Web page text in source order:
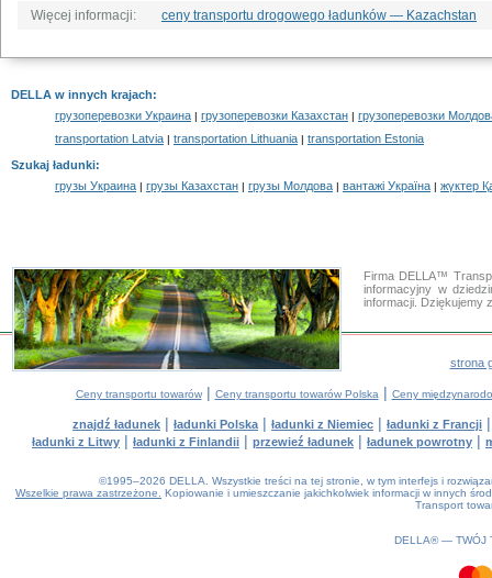
Więcej informacji: ceny transportu drogowego ładunków — Kazachstan
DELLA w innych krajach:
грузоперевозки Украина | грузоперевозки Казахстан | грузоперевозки
transportation Latvia | transportation Lithuania | transportation Estonia
Szukaj ładunki:
грузы Украина | грузы Казахстан | грузы Молдова | вантажі Україна | жүктер
Firma DELLA™
informacyjny w
informacji. Dziękujemy
strona
Ceny transportu towarów| Ceny transportu towarów Polska | Ceny
znajdź ładunek | ładunki Polska | ładunki z Niemiec | ładunki z Francji
ładunki z Litwy | ładunki z Finlandii | przewieź ładunek | ładunek powrotny |
©1995–2026 DELLA. Wszystkie treści na tej stronie, w tym interfejs i
Wszelkie prawa zastrzeżone.
Kopiowanie i umieszczanie jakichkolwiek informacji w innych
Transport
DELLA® — TWÓJ